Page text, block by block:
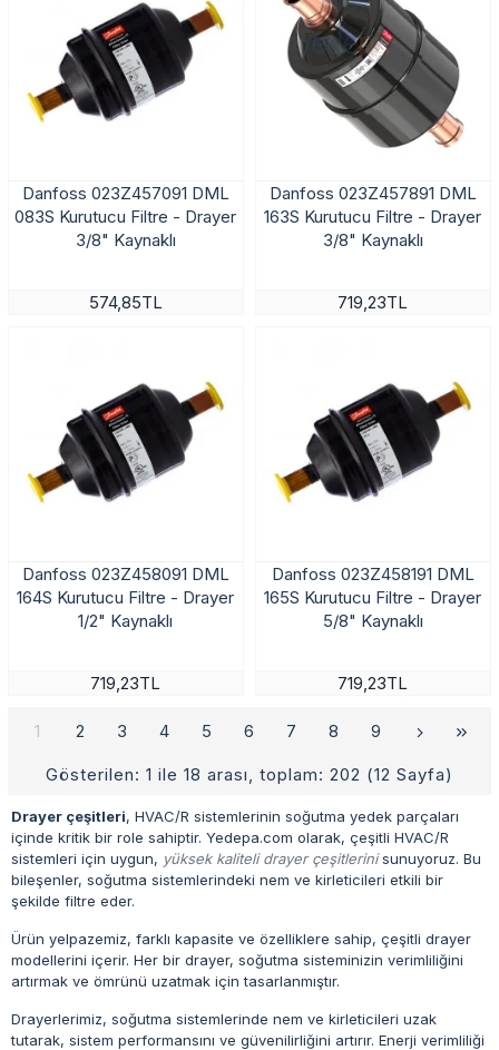
Drayer çeşitleri, HVAC/R sistemlerinin soğutma yedek parçaları
içinde kritik bir role sahiptir. Yedepa.com olarak, çeşitli HVAC/R
sistemleri için uygun, yüksek kaliteli drayer çeşitlerinisunuyoruz. Bu
bileşenler, soğutma sistemlerindeki nem ve kirleticileri etkili bir
şekilde filtre eder.
Ürün yelpazemiz, farklı kapasite ve özelliklere sahip, çeşitli drayer
modellerini içerir. Her bir drayer, soğutma sisteminizin verimliliğini
artırmak ve ömrünü uzatmak için tasarlanmıştır.
Drayerlerimiz, soğutma sistemlerinde nem ve kirleticileri uzak
tutarak, sistem performansını ve güvenilirliğini artırır. Enerji verimliliği
Danfoss 023Z457091 DML
083S Kurutucu Filtre - Drayer
3/8" Kaynaklı
574,85TL
Danfoss 023Z457891 DML
163S Kurutucu Filtre - Drayer
3/8" Kaynaklı
719,23TL
Danfoss 023Z458091 DML
164S Kurutucu Filtre - Drayer
1/2" Kaynaklı
719,23TL
Danfoss 023Z458191 DML
165S Kurutucu Filtre - Drayer
5/8" Kaynaklı
719,23TL
1 2 3 4 5 6 7 8 9
Gösterilen: 1 ile 18 arası, toplam: 202 (12 Sayfa)